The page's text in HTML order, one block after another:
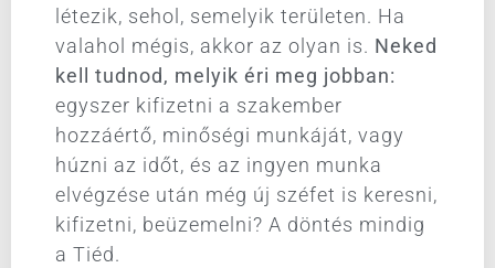
létezik, sehol, semelyik területen. Ha
valahol mégis, akkor az olyan is. Neked
kell tudnod, melyik éri meg jobban:
egyszer kifizetni a szakember
hozzáértő, minőségi munkáját, vagy
húzni az időt, és az ingyen munka
elvégzése után még új széfet is keresni,
kifizetni, beüzemelni? A döntés mindig
a Tiéd.